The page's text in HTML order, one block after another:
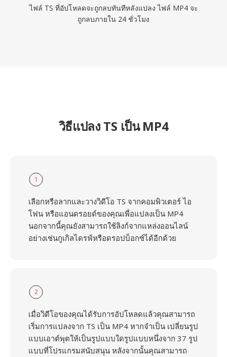
ไฟล์ TS ที่อัปโหลดจะถูกลบทันทีหลังแปลง ไฟล์ MP4 จะ
ถูกลบภายใน 24 ชั่วโมง
วิธีแปลง TS เป็น MP4
1
เลือกหรือลากและวางวิดีโอ TS จากคอมพิวเตอร์ ไอ
โฟน หรือแอนดรอยด์ของคุณเพื่อแปลงเป็น MP4
นอกจากนี้คุณยังสามารถใช้ลิงก์จากแหล่งออนไลน์
อย่างเช่นกูเกิลไดรฟ์หรือดรอปบ็อกซ์ได้อีกด้วย
2
เมื่อวิดีโอของคุณได้รับการอัปโหลดแล้วคุณสามารถ
เริ่มการแปลงจาก TS เป็น MP4 หากจำเป็น เปลี่ยนรูป
แบบเอาต์พุตให้เป็นรูปแบบใดรูปแบบหนึ่งจาก 37 รูป
แบบที่โปรแกรมสนับสนุน หลังจากนั้นคุณสามารถ